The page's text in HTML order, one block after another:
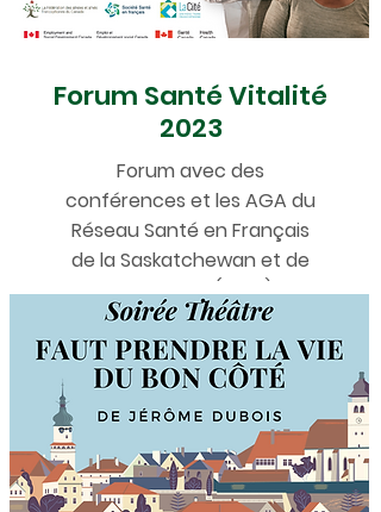
Forum Santé Vitalité
2023
Forum avec des
conférences et les AGA du
Réseau Santé en Français
de la Saskatchewan et de
Vitalité 55+ (2023).